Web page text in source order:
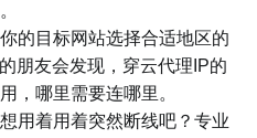
你的目标网站选择合适地区的
朋友会发现，穿云代理IP的
，哪里需要连哪里。
想用着用着突然断线吧？专业